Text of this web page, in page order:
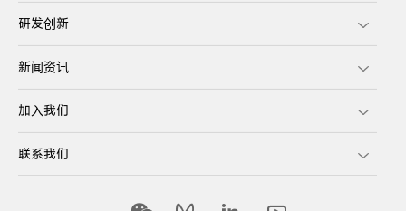
研发创新
新闻资讯
加入我们
联系我们